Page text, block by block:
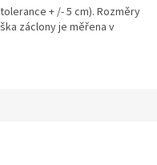
+ /- 5 cm). Rozměry
záclony je měřena v